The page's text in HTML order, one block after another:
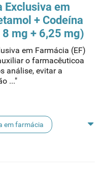
picetoprofeno
amorolfina
Exclusiva em
+ Codeína
mg + 6,25 mg)
em Farmácia (EF)
o farmacêuticoa
análise, evitar a
..."
em farmácia